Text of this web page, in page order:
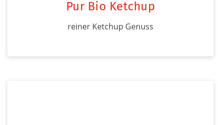
Pur Bio Ketchup
reiner Ketchup Genuss